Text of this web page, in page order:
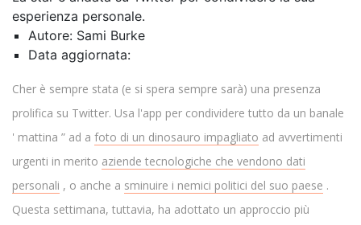
esperienza personale.
Autore: Sami Burke
Data aggiornata:
Cher è sempre stata (e si spera sempre sarà) una presenza
prolifica su Twitter. Usa l'app per condividere tutto da un banale
' mattina ” ad a foto di un dinosauro impagliato ad avvertimenti
urgenti in merito aziende tecnologiche che vendono dati
personali , o anche a sminuire i nemici politici del suo paese .
Questa settimana, tuttavia, ha adottato un approccio più